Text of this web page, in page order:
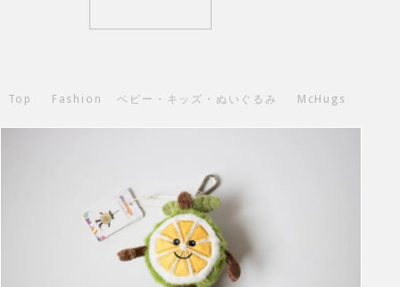
Top Fashion ベビー・キッズ・ぬいぐるみ McHugs